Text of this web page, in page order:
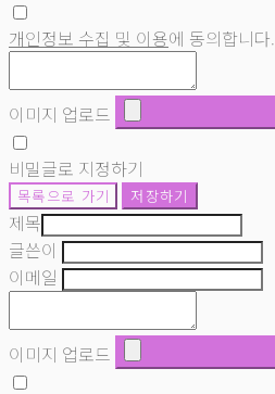
개인정보 수집 및 이용에 동의합니다.
이미지 업로드
비밀글로 지정하기
목록으로 가기 저장하기
제목
글쓴이
이메일
이미지 업로드